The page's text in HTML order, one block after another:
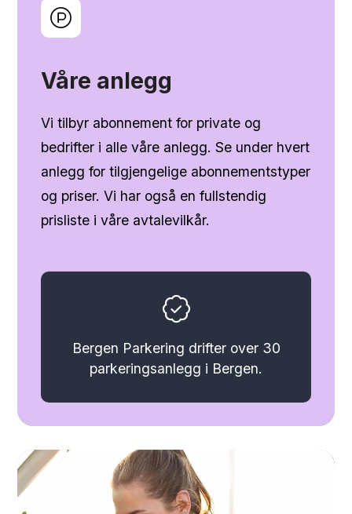
Våre anlegg
Vi tilbyr abonnement for private og
bedrifter i alle våre anlegg. Se under hvert
anlegg for tilgjengelige abonnementstyper
og priser. Vi har også en fullstendig
prisliste i våre avtalevilkår.
Bergen Parkering drifter over 30
parkeringsanlegg i Bergen.